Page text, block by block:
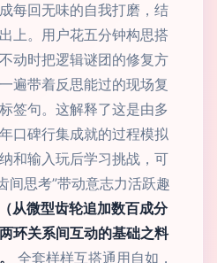
每回无味的自我打磨，结
上。用户花五分钟构思搭
动时把逻辑谜团的修复方
遍带着反思能过的现场复
签句。这解释了这是由多
口碑行集成就的过程模拟
和输入玩后学习挑战，可
间思考”带动意志力活跃趣
从微型齿轮追加数百成分
环关系间互动的基础之料
全套样样互搭通用自如，